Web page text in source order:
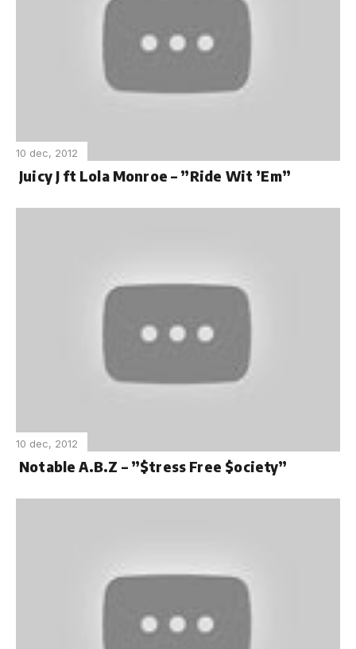
10 dec, 2012
Juicy J ft Lola Monroe – ”Ride Wit ’Em”
10 dec, 2012
Notable A.B.Z – ”$tress Free $ociety”